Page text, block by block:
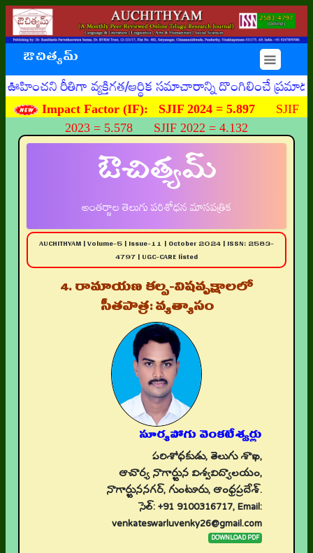
ఔచిత్యమ్ ☰
ఆర్థిక సమాచారాన్ని దొంగిలించే ప్రమాదకరమైన
Impact Factor (IF): SJIF 2024 = 5.897 SJIF
2023 = 5.578 SJIF 2022 = 4.132
ఔచిత్యమ్
అంతర్జాల తెలుగు పరిశోధన మాసపత్రిక
AUCHITHYAM | Volume-5 | Issue-11 | October 2024 | ISSN: 2583-
4797 | UGC-CARE listed
4. రామాయణ కల్ప-విషవృక్షాలలో
సీతపాత్ర: వ్యత్యాసం
సూర్యపోగు వెంకటేశ్వర్లు
పరిశోధకుడు, తెలుగు శాఖ,
ఆచార్య నాగార్జున విశ్వవిద్యాలయం,
నాగార్జుననగర్, గుంటూరు, ఆంధ్రప్రదేశ్.
సెల్: +91 9100316717, Email:
venkateswarluvenky26@gmail.com
DOWNLOAD PDF